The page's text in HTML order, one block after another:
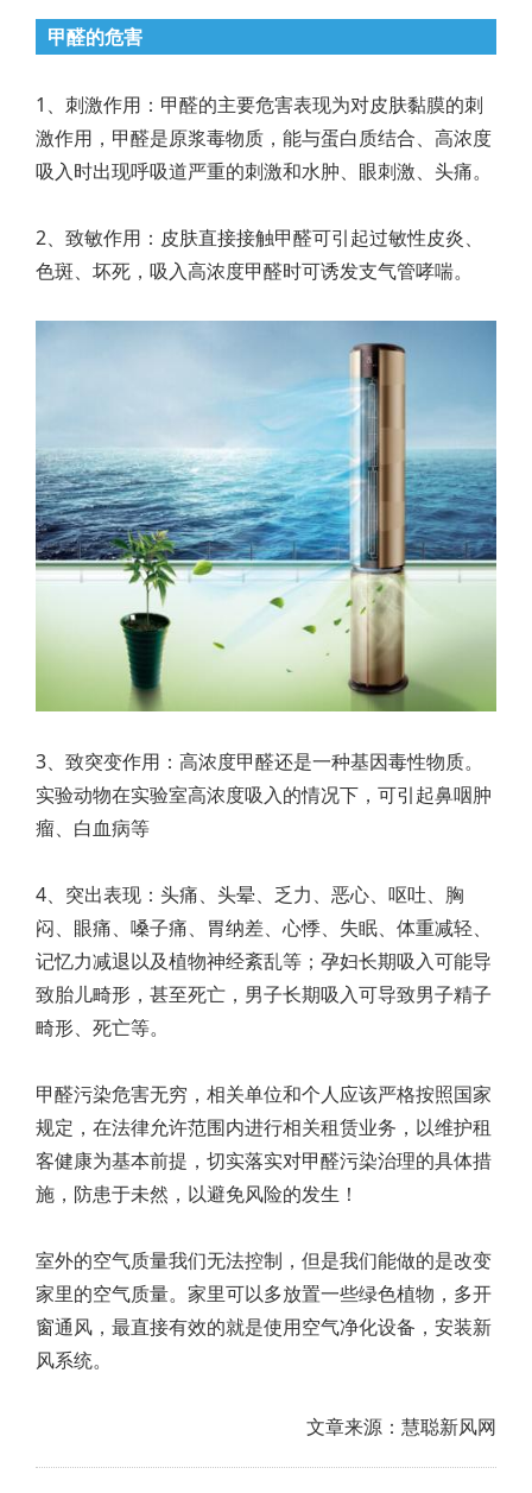
甲醛的危害
1、刺激作用：甲醛的主要危害表现为对皮肤黏膜的刺
激作用，甲醛是原浆毒物质，能与蛋白质结合、高浓度
吸入时出现呼吸道严重的刺激和水肿、眼刺激、头痛。
2、致敏作用：皮肤直接接触甲醛可引起过敏性皮炎、
色斑、坏死，吸入高浓度甲醛时可诱发支气管哮喘。
3、致突变作用：高浓度甲醛还是一种基因毒性物质。
实验动物在实验室高浓度吸入的情况下，可引起鼻咽肿
瘤、白血病等
4、突出表现：头痛、头晕、乏力、恶心、呕吐、胸
闷、眼痛、嗓子痛、胃纳差、心悸、失眠、体重减轻、
记忆力减退以及植物神经紊乱等；孕妇长期吸入可能导
致胎儿畸形，甚至死亡，男子长期吸入可导致男子精子
畸形、死亡等。
甲醛污染危害无穷，相关单位和个人应该严格按照国家
规定，在法律允许范围内进行相关租赁业务，以维护租
客健康为基本前提，切实落实对甲醛污染治理的具体措
施，防患于未然，以避免风险的发生！
室外的空气质量我们无法控制，但是我们能做的是改变
家里的空气质量。家里可以多放置一些绿色植物，多开
窗通风，最直接有效的就是使用空气净化设备，安装新
风系统。
文章来源：慧聪新风网